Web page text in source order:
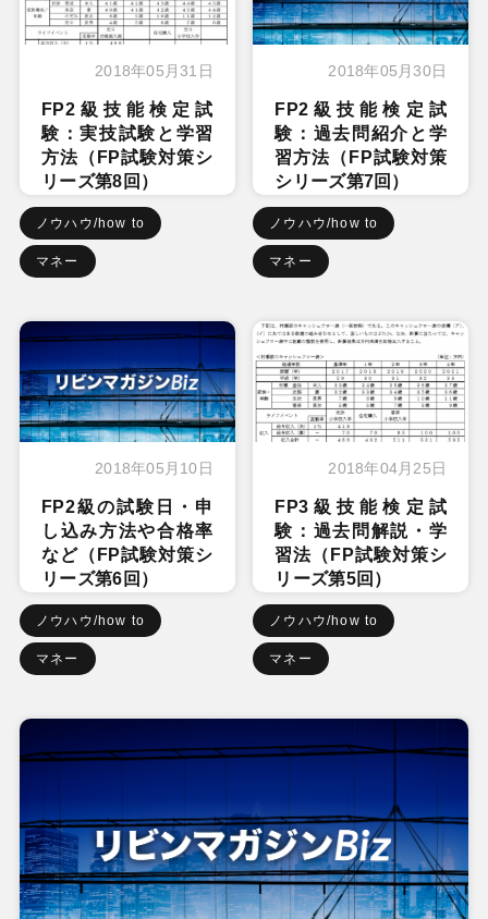
2018年05月31日
FP2級技能検定試
験：実技試験と学習
方法（FP試験対策シ
リーズ第8回）
ノウハウ/how to
マネー
2018年05月30日
FP2級技能検定試
験：過去問紹介と学
習方法（FP試験対策
シリーズ第7回）
ノウハウ/how to
マネー
2018年05月10日
FP2級の試験日・申
し込み方法や合格率
など（FP試験対策シ
リーズ第6回）
ノウハウ/how to
マネー
2018年04月25日
FP3級技能検定試
験：過去問解説・学
習法（FP試験対策シ
リーズ第5回）
ノウハウ/how to
マネー